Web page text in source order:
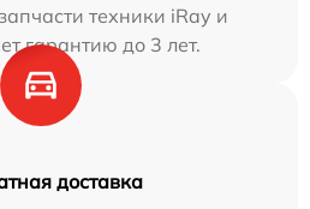
техники iRay и
гарантию до 3 лет.
доставка